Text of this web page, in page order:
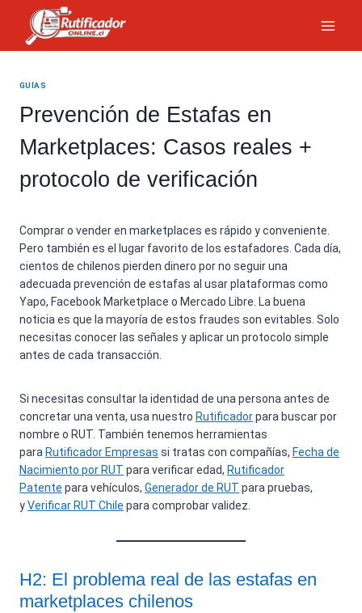
contenido
GUÍAS
Prevención de Estafas en
Marketplaces: Casos reales +
protocolo de verificación
Comprar o vender en marketplaces es rápido y conveniente.
Pero también es el lugar favorito de los estafadores. Cada día,
cientos de chilenos pierden dinero por no seguir una
adecuada prevención de estafas al usar plataformas como
Yapo, Facebook Marketplace o Mercado Libre. La buena
noticia es que la mayoría de estos fraudes son evitables. Solo
necesitas conocer las señales y aplicar un protocolo simple
antes de cada transacción.
Si necesitas consultar la identidad de una persona antes de
concretar una venta, usa nuestro Rutificadorpara buscar por
nombre o RUT. También tenemos herramientas
para Rutificador Empresas si tratas con compañías, Fecha de
Nacimiento por RUT para verificar edad, Rutificador
Patente para vehículos, Generador de RUT para pruebas,
yVerificar RUT Chile para comprobar validez.
H2: El problema real de las estafas en
marketplaces chilenos